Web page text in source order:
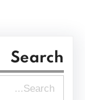
Search